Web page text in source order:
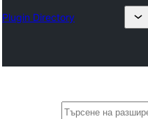
Plugin Directory
Търсене